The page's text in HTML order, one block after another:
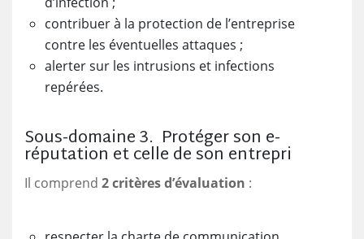
contribuer à la protection de l’entreprise
contre les éventuelles attaques ;
alerter sur les intrusions et infections
repérées.
Sous-domaine 3. Protéger son e-
réputation et celle de son entrepri
Il comprend 2 critères d’évaluation :